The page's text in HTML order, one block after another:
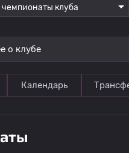
чемпионаты клуба
о клубе
Календарь